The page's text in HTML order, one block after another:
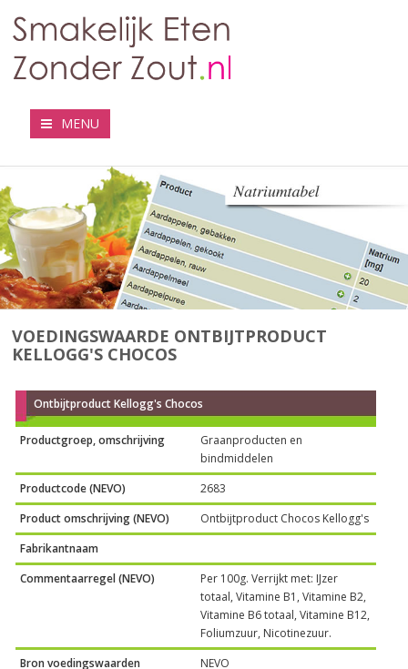
MENU
VOEDINGSWAARDE ONTBIJTPRODUCT
KELLOGG'S CHOCOS
Ontbijtproduct Kellogg's Chocos
Productgroep, omschrijving
Graanproducten en
bindmiddelen
Productcode (NEVO)
2683
Product omschrijving (NEVO)
Ontbijtproduct Chocos Kellogg's
Fabrikantnaam
Commentaarregel (NEVO)
Per 100g. Verrijkt met: IJzer
totaal, Vitamine B1, Vitamine B2,
Vitamine B6 totaal, Vitamine B12,
Foliumzuur, Nicotinezuur.
Bron voedingswaarden
NEVO